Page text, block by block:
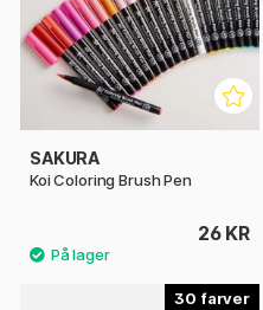
SAKURA
Koi Coloring Brush Pen
26 KR
30